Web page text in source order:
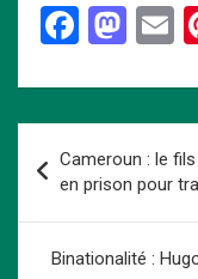
F
ce
o
o
k
M
st
d
o
n
E
de
l’article
Cameroun : le
en prison pour
Binationalité :